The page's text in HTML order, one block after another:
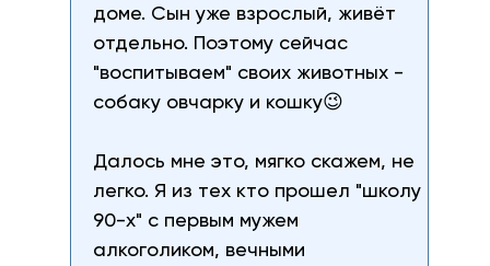
доме. Сын уже взрослый, живёт
отдельно. Поэтому сейчас
"воспитываем" своих животных -
собаку овчарку и кошку😉
Далось мне это, мягко скажем, не
легко. Я из тех кто прошел "школу
90-х" с первым мужем
алкоголиком, вечными